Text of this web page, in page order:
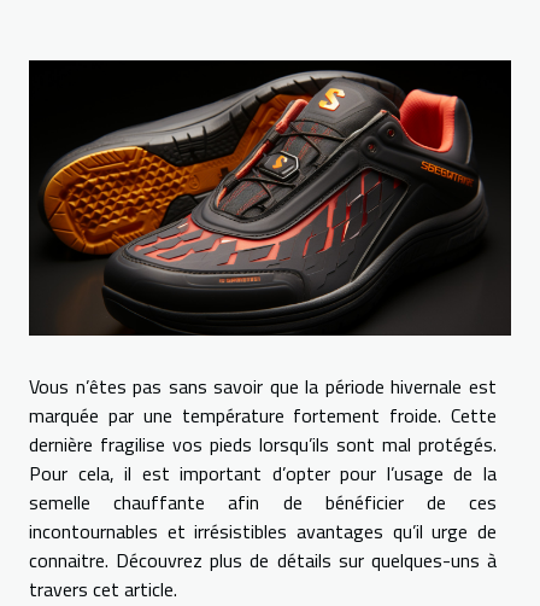
Vous n’êtes pas sans savoir que la période hivernale est
marquée par une température fortement froide. Cette
dernière fragilise vos pieds lorsqu’ils sont mal protégés.
Pour cela, il est important d’opter pour l’usage de la
semelle chauffante afin de bénéficier de ces
incontournables et irrésistibles avantages qu’il urge de
connaitre. Découvrez plus de détails sur quelques-uns à
travers cet article.